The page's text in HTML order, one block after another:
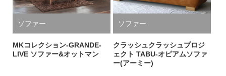
ソファー
MKコレクション-GRANDE-
LIVE ソファー&オットマン
ソファー
クラッシュクラッシュプロジ
ェクト TABU-オピアムソファ
ー(アーミー)